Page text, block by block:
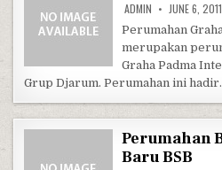
ADMIN JUNE 6, 2011
Perumahan
merupakan
Graha Padma
Grup Djarum. Perumahan ini
Perumahan
Baru BSB